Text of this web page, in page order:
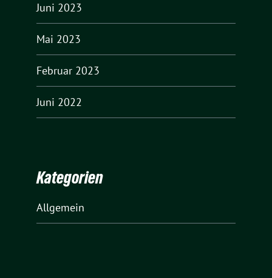
Juni 2023
Mai 2023
Februar 2023
Juni 2022
Kategorien
Allgemein